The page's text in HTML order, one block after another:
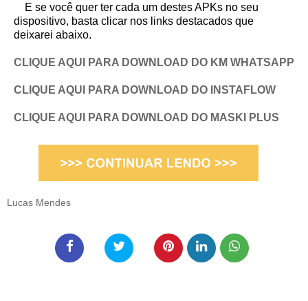
E se você quer ter cada um destes APKs no seu
dispositivo, basta clicar nos links destacados que
deixarei abaixo.
CLIQUE AQUI PARA DOWNLOAD DO KM WHATSAPP
CLIQUE AQUI PARA DOWNLOAD DO INSTAFLOW
CLIQUE AQUI PARA DOWNLOAD DO MASKI PLUS
Lucas Mendes